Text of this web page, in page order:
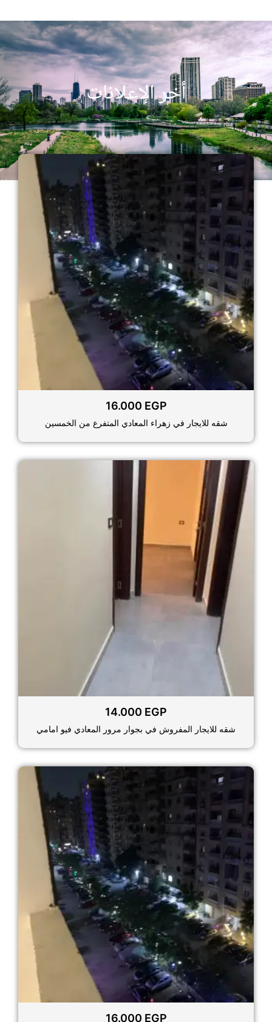
أخر الإعلانات
16.000 EGP
شقه للايجار في زهراء المعادي المتفرع من الخمسين
14.000 EGP
شقه للايجار المفروش في بجوار مرور المعادي فيو امامي
16.000 EGP